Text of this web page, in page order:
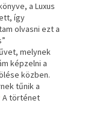
a Luxus
így
olvasni ezt a
melynek
képzelni a
közben.
tűnik a
A történet